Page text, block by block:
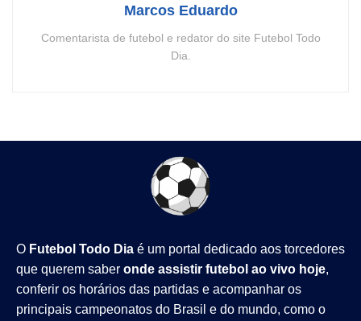
Marcos Eduardo
Comentarista de futebol e redator do site Futebol Todo
Dia.
O Futebol Todo Dia é um portal dedicado aos torcedores
que querem saber onde assistir futebol ao vivo hoje,
conferir os horários das partidas e acompanhar os
principais campeonatos do Brasil e do mundo, como o